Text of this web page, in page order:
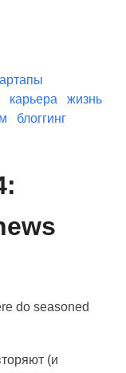
карьера
жизнь
блоггинг
do seasoned
(и